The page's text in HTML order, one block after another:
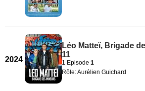
2024
Léo Matteï, Brigade
11
1 Episode 1
Rôle: Aurélien Guichard